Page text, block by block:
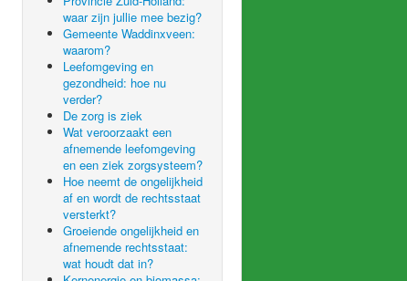
waar zijn jullie mee bezig?
Gemeente Waddinxveen:
waarom?
Leefomgeving en
gezondheid: hoe nu
verder?
De zorg is ziek
Wat veroorzaakt een
afnemende leefomgeving
en een ziek zorgsysteem?
Hoe neemt de ongelijkheid
af en wordt de rechtsstaat
versterkt?
Groeiende ongelijkheid en
afnemende rechtsstaat:
wat houdt dat in?